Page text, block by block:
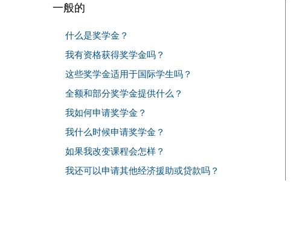
一般的
什么是奖学金？
我有资格获得奖学金吗？
这些奖学金适用于国际学生吗？
全额和部分奖学金提供什么？
我如何申请奖学金？
我什么时候申请奖学金？
如果我改变课程会怎样？
我还可以申请其他经济援助或贷款吗？